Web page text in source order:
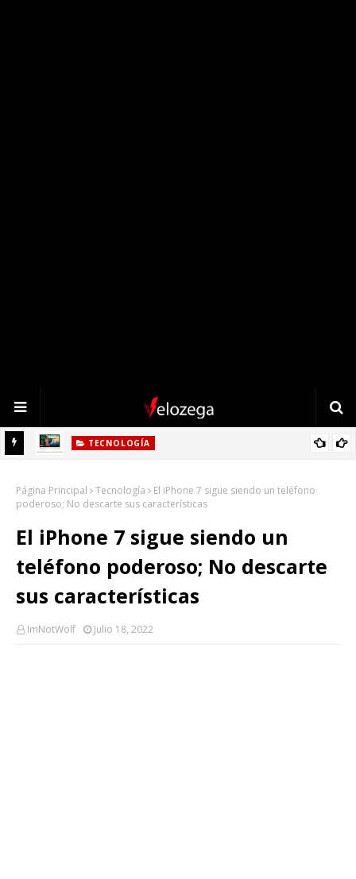
TECNOLOGÍA
Página Principal Tecnología
El iPhone 7 sigue siendo un teléfono
poderoso; No descarte sus características
El iPhone 7 sigue siendo un
teléfono poderoso; No descarte
sus características
ImNotWolf Julio 18, 2022